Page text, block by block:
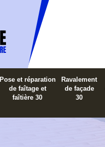
Pose et réparation
de faîtage et
faîtière 30
Ravalement
de façade
30